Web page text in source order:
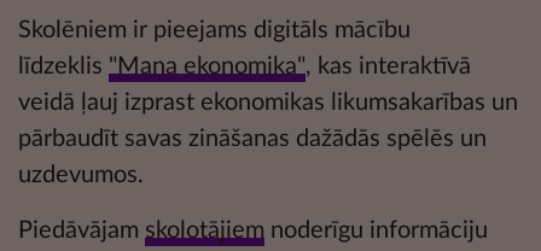
Skolēniem ir pieejams digitāls mācību
līdzeklis "Mana ekonomika", kas interaktīvā
veidā ļauj izprast ekonomikas likumsakarības un
pārbaudīt savas zināšanas dažādās spēlēs un
uzdevumos.
Piedāvājam skolotājiem noderīgu informāciju